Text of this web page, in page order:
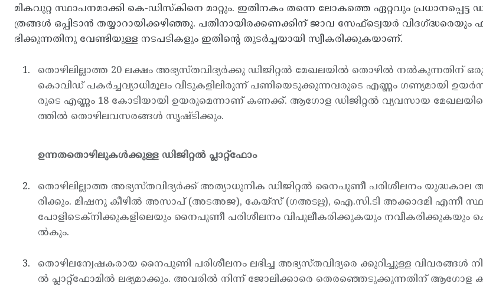
മികവുറ്റ സ്ഥാപനമാക്കി കെ-ഡിസ്കിനെ മാറ്റും. ഇതിനകം തന്നെ ലോകത്തെ ഏറ്റവും
ത്രങ്ങള്‍ ഒപ്പിടാന്‍ തയ്യാറായിക്കഴിഞ്ഞു. പതിനായിരക്കണക്കിന് ജാവ സേഫ്ട്വെയര്‍
ഭിക്കുന്നതിനു വേണ്ടിയുള്ള നടപടികളും ഇതിന്റെ തുടര്‍ച്ചയായി സ്വീകരിക്കുകയാണ്.
തൊഴിലില്ലാത്ത 20 ലക്ഷം അഭ്യസ്തവിദ്യര്‍ക്കു ഡിജിറ്റല്‍ മേഖലയില്‍ തൊഴില്‍ നല്‍കുന്നതിന്
കൊവിഡ് പകര്‍ച്ചവ്യാധിമൂലം വീടുകളിലിരുന്ന് പണിയെടുക്കുന്നവരുടെ എണ്ണം
രുടെ എണ്ണം 18 കോടിയായി ഉയരുമെന്നാണ് കണക്ക്. ആഗോള ഡിജിറ്റല്‍ വ്യവസായ
ത്തില്‍ തൊഴിലവസരങ്ങള്‍ സൃഷ്ടിക്കും.
ഉന്നതതൊഴിലുകള്‍ക്കുള്ള ഡിജിറ്റല്‍ പ്ലാറ്റ്ഫോം
തൊഴിലില്ലാത്ത അഭ്യസ്തവിദ്യര്‍ക്ക് അത്യാധുനിക ഡിജിറ്റല്‍ നൈപുണീ പരിശീലനം
രിക്കും. മിഷനു കീഴില്‍ അസാപ് (അടഅജ), കേയ്സ് (ഗഅടഋ), ഐ.സി.ടി അക്കാദമി എന്നീ
പോളിടെക്നിക്കുകളിലെയും നൈപുണീ പരിശീലനം വിപുലീകരിക്കുകയും നവീകരിക്കുകയും
ല്‍കും.
തൊഴിലന്വേഷകരായ നൈപുണി പരിശീലനം ലഭിച്ച അഭ്യസ്തവിദ്യരെ ക്കുറിച്ചുള്ള വിവരങ്ങള്‍
ല്‍ പ്ലാറ്റ്ഫോമില്‍ ലഭ്യമാക്കും. അവരില്‍ നിന്ന് ജോലിക്കാരെ തെരഞ്ഞെടുക്കുന്നതിന്